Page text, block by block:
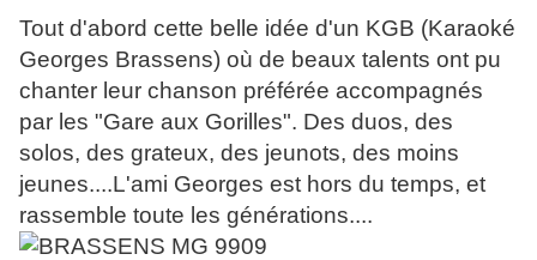
Tout d'abord cette belle idée d'un KGB (Karaoké
Georges Brassens) où de beaux talents ont pu
chanter leur chanson préférée accompagnés
par les "Gare aux Gorilles". Des duos, des
solos, des grateux, des jeunots, des moins
jeunes....L'ami Georges est hors du temps, et
rassemble toute les générations....